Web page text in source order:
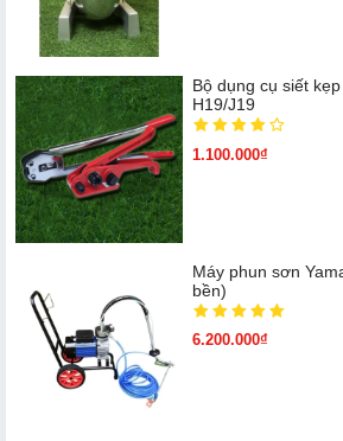
Bộ dụng cụ siết
H19/J19
1.100.000₫
Máy phun sơn
bền)
6.200.000₫